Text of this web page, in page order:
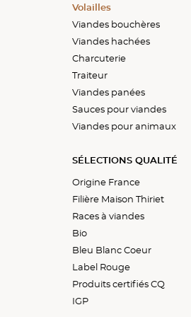
Volailles
Viandes bouchères
Viandes hachées
Charcuterie
Traiteur
Viandes panées
Sauces pour viandes
Viandes pour animaux
SÉLECTIONS QUALITÉ
Origine France
Filière Maison Thiriet
Races à viandes
Bio
Bleu Blanc Coeur
Label Rouge
Produits certifiés CQ
IGP